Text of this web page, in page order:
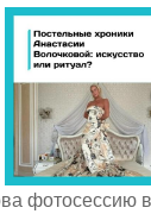
фотосессию